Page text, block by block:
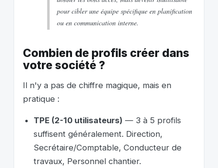
pour cibler une équipe spécifique en planification
ou en communication interne.
Combien de profils créer dans
votre société ?
Il n'y a pas de chiffre magique, mais en
pratique :
TPE (2-10 utilisateurs) — 3 à 5 profils
suffisent généralement. Direction,
Secrétaire/Comptable, Conducteur de
travaux, Personnel chantier.